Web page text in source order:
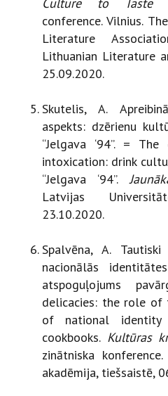
conference. Vilnius.
Literature
Lithuanian Literature
25.09.2020.
Skutelis, A.
aspekts: dzērienu
“Jelgava ‘94”. =
intoxication: drink
“Jelgava ‘94”.
Latvijas
23.10.2020.
Spalvēna, A.
nacionālās
atspoguļojums
delicacies: the role
of national
cookbooks. Kultūras
zinātniska
akadēmija, tiešsaistē,